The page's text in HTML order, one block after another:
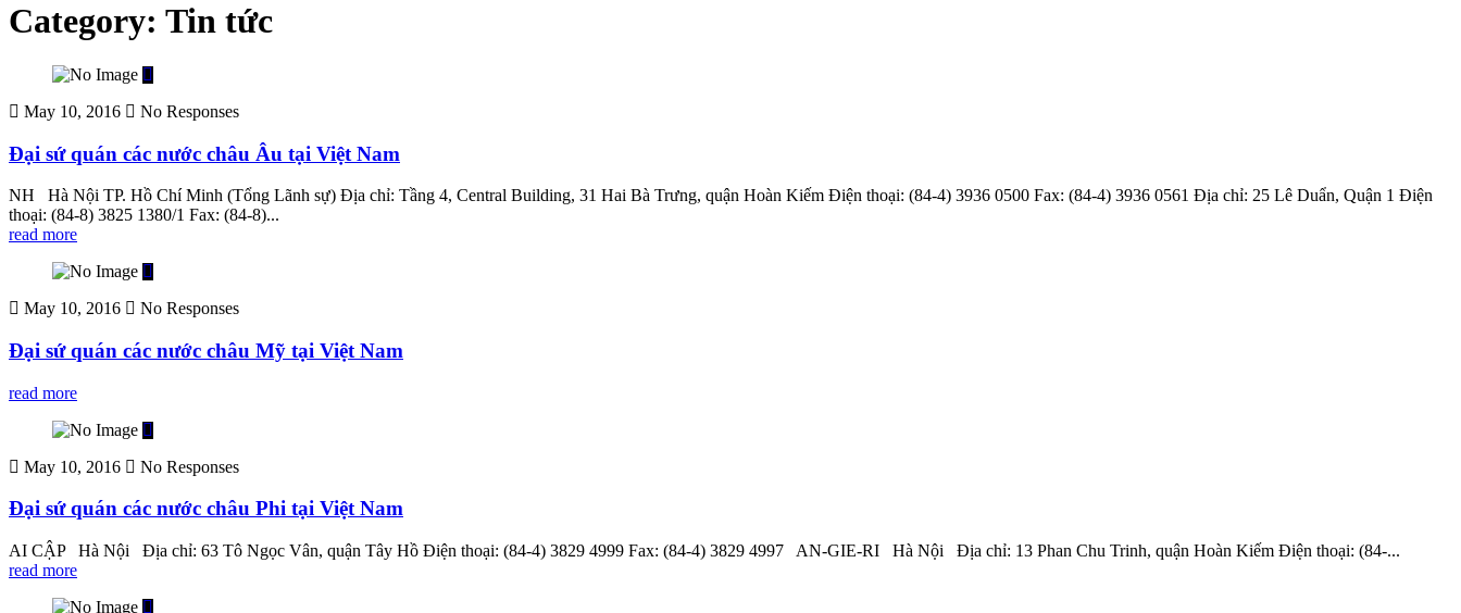
Category: Tin tức
May 10, 2016 No Responses
Đại sứ quán các nước châu Âu tại Việt Nam
NH Hà Nội TP. Hồ Chí Minh (Tổng Lãnh sự) Địa chỉ: Tầng 4, Central Building, 31 Hai Bà Trưng, quận Hoàn Kiếm Điện thoại: (84-4) 3936 0500 Fax: (84-4) 3936 0561 Địa chỉ: 25 Lê Duẩn, Quận 1 Điện
thoại: (84-8) 3825 1380/1 Fax: (84-8)...
read more
May 10, 2016 No Responses
Đại sứ quán các nước châu Mỹ tại Việt Nam
read more
May 10, 2016 No Responses
Đại sứ quán các nước châu Phi tại Việt Nam
AI CẬP Hà Nội Địa chỉ: 63 Tô Ngọc Vân, quận Tây Hồ Điện thoại: (84-4) 3829 4999 Fax: (84-4) 3829 4997 AN-GIE-RI Hà Nội Địa chỉ: 13 Phan Chu Trinh, quận Hoàn Kiếm Điện thoại: (84-...
read more